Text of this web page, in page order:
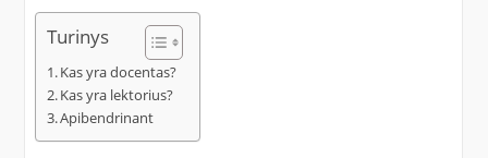
Turinys
Kas yra docentas?
Kas yra lektorius?
Apibendrinant